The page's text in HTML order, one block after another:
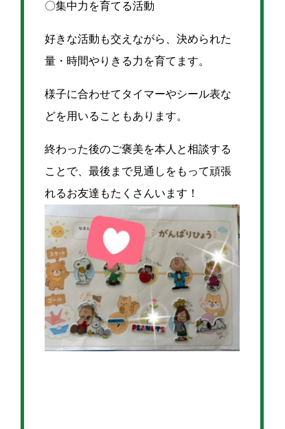
〇集中力を育てる活動
好きな活動も交えながら、 決められた
量・時間やりきる力を育てます。
様子に合わせてタイマーやシール表な
どを用いることもあります。
終わった後のご褒美を本人と相談する
ことで、最後まで見通しをもって頑張
れるお友達もたくさんいます！